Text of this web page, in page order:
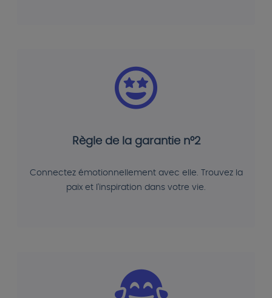
Règle de la garantie n°2
Connectez émotionnellement avec elle. Trouvez la
paix et l'inspiration dans votre vie.